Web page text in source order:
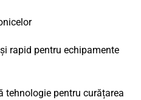
rapid pentru echipamente
tehnologie pentru curățarea